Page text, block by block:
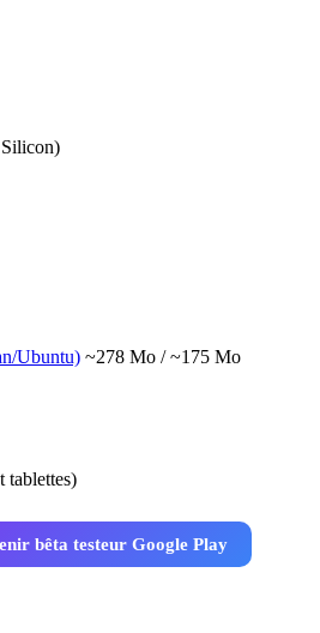
Ubuntu) ~278 Mo / ~175 Mo
tablettes)
bêta testeur Google Play